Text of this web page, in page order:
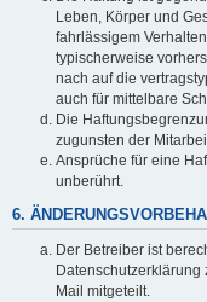
Leben, Körper und
fahrlässigem
typischerweise
nach auf die
auch für mittelbare
Die
zugunsten der
Ansprüche für eine
unberührt.
6.
Der Betreiber ist
Mail mitgeteilt.